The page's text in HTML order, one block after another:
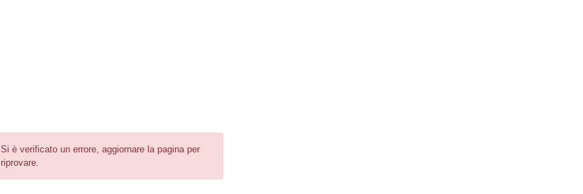
Si è verificato un errore, aggiornare la pagina per
riprovare.